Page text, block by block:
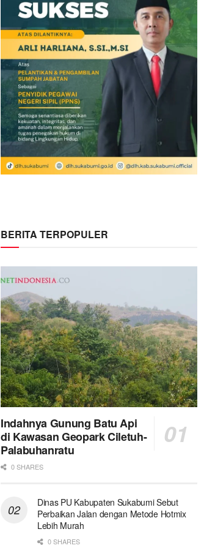
BERITA TERPOPULER
Indahnya Gunung Batu Api
di Kawasan Geopark Ciletuh-
Palabuhanratu
0 SHARES
Dinas PU Kabupaten Sukabumi Sebut
Perbaikan Jalan dengan Metode Hotmix
Lebih Murah
0 SHARES